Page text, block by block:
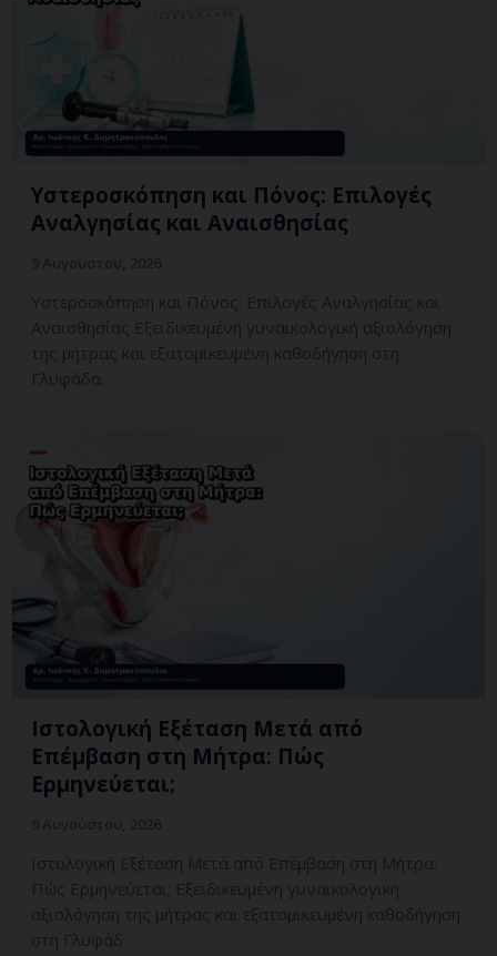
Υστεροσκόπηση και Πόνος: Επιλογές
Αναλγησίας και Αναισθησίας
Υστεροσκόπηση και Πόνος: Επιλογές Αναλγησίας και
Αναισθησίας Εξειδικευμένη γυναικολογική αξιολόγηση
της μήτρας και εξατομικευμένη καθοδήγηση στη
Γλυφάδα.
Ιστολογική Εξέταση Μετά από
Επέμβαση στη Μήτρα: Πώς
Ερμηνεύεται;
Ιστολογική Εξέταση Μετά από Επέμβαση στη Μήτρα:
Πώς Ερμηνεύεται; Εξειδικευμένη γυναικολογική
αξιολόγηση της μήτρας και εξατομικευμένη καθοδήγηση
στη Γλυφάδ